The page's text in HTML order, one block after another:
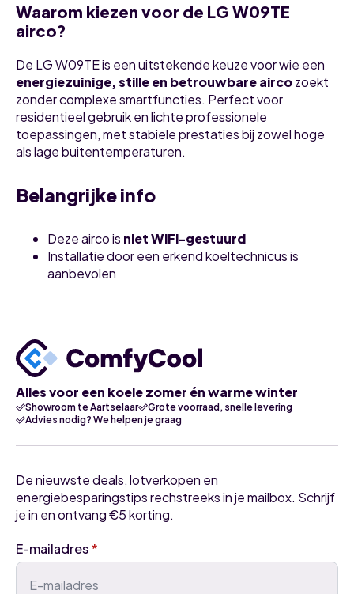
Waarom kiezen voor de LG W09TE
airco?
De LG W09TE is een uitstekende keuze voor wie een
energiezuinige, stille en betrouwbare aircozoekt
zonder complexe smartfuncties. Perfect voor
residentieel gebruik en lichte professionele
toepassingen, met stabiele prestaties bij zowel hoge
als lage buitentemperaturen.
Belangrijke info
Deze airco is niet WiFi-gestuurd
Installatie door een erkend koeltechnicus is
aanbevolen
Alles voor een koele zomer én warme winter
Showroom te Aartselaar
Grote voorraad, snelle levering
Advies nodig? We helpen je graag
De nieuwste deals, lotverkopen en
energiebesparingstips rechstreeks in je mailbox. Schrijf
je in en ontvang €5 korting.
E-mailadres*